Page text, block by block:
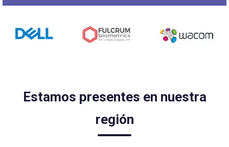
Estamos presentes en nuestra
región